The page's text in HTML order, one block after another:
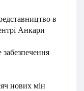
в
Анкари
забезпечення
нових мін